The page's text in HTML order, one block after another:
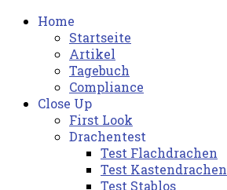
Home
Startseite
Artikel
Tagebuch
Compliance
Close Up
First Look
Drachentest
Test Flachdrachen
Test Kastendrachen
Test Stablos